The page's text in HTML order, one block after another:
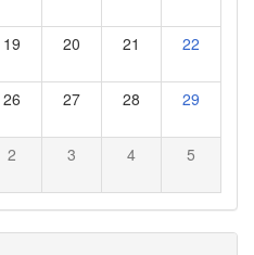
19 20 21 22
26 27 28 29
2 3 4 5